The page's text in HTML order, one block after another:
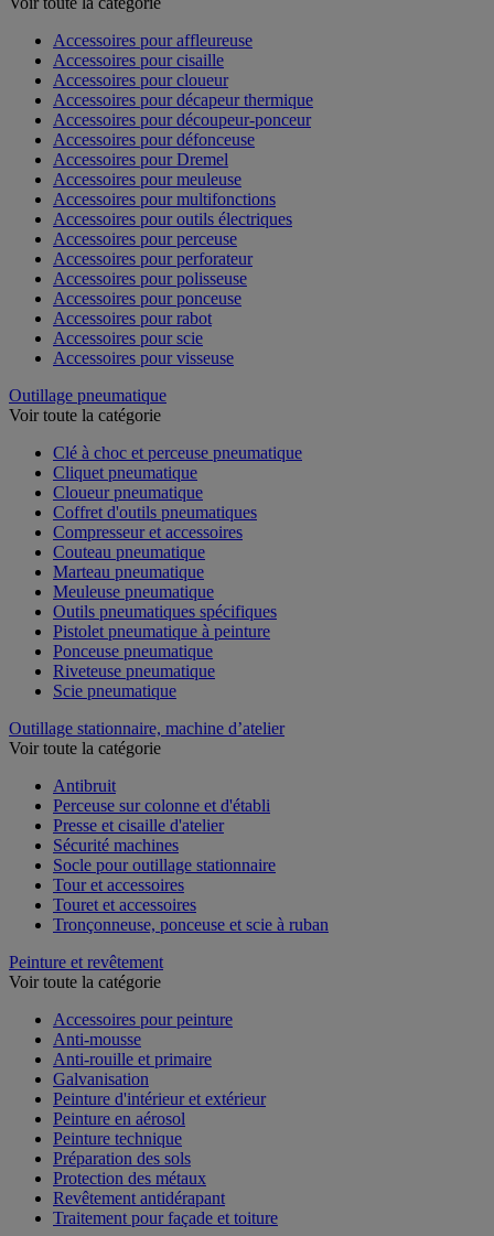
Accessoires pour affleureuse
Accessoires pour cisaille
Accessoires pour cloueur
Accessoires pour décapeur thermique
Accessoires pour découpeur-ponceur
Accessoires pour défonceuse
Accessoires pour Dremel
Accessoires pour meuleuse
Accessoires pour multifonctions
Accessoires pour outils électriques
Accessoires pour perceuse
Accessoires pour perforateur
Accessoires pour polisseuse
Accessoires pour ponceuse
Accessoires pour rabot
Accessoires pour scie
Accessoires pour visseuse
Outillage pneumatique
Voir toute la catégorie
Clé à choc et perceuse pneumatique
Cliquet pneumatique
Cloueur pneumatique
Coffret d'outils pneumatiques
Compresseur et accessoires
Couteau pneumatique
Marteau pneumatique
Meuleuse pneumatique
Outils pneumatiques spécifiques
Pistolet pneumatique à peinture
Ponceuse pneumatique
Riveteuse pneumatique
Scie pneumatique
Outillage stationnaire, machine d’atelier
Voir toute la catégorie
Antibruit
Perceuse sur colonne et d'établi
Presse et cisaille d'atelier
Sécurité machines
Socle pour outillage stationnaire
Tour et accessoires
Touret et accessoires
Tronçonneuse, ponceuse et scie à ruban
Peinture et revêtement
Voir toute la catégorie
Accessoires pour peinture
Anti-mousse
Anti-rouille et primaire
Galvanisation
Peinture d'intérieur et extérieur
Peinture en aérosol
Peinture technique
Préparation des sols
Protection des métaux
Revêtement antidérapant
Traitement pour façade et toiture